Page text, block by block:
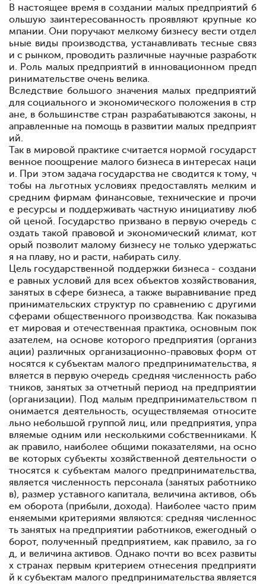
В настоящее время в создании малых предприятий б
ольшую заинтересованность проявляют крупные ко
мпании. Они поручают мелкому бизнесу вести отдел
ьные виды производства, устанавливать тесные связ
и с рынком, проводить различные научные разработк
и. Роль малых предприятий в инновационном предп
ринимательстве очень велика.
Вследствие большого значения малых предприятий
для социального и экономического положения в стр
ане, в большинстве стран разрабатываются законы, н
аправленные на помощь в развитии малых предприят
ий.
Так в мировой практике считается нормой государст
венное поощрение малого бизнеса в интересах наци
и. При этом задача государства не сводится к тому, ч
тобы на льготных условиях предоставлять мелким и
средним фирмам финансовые, технические и прочи
е ресурсы и поддерживать частную инициативу люб
ой ценой. Государство призвано в первую очередь с
оздать такой правовой и экономический климат, кот
орый позволит малому бизнесу не только удержатьс
я на плаву, но и расти, набирать силу.
Цель государственной поддержки бизнеса - создани
е равных условий для всех объектов хозяйствования,
занятых в сфере бизнеса, а также выравнивание пред
принимательских структур по сравнению с другими
сферами общественного производства. Как показыва
ет мировая и отечественная практика, основным пок
азателем, на основе которого предприятия (организ
ации) различных организационно-правовых форм от
носятся к субъектам малого предпринимательства, я
вляется в первую очередь средняя численность рабо
тников, занятых за отчетный период на предприятии
(организации). Под малым предпринимательством п
онимается деятельность, осуществляемая относите
льно небольшой группой лиц, или предприятия, упра
вляемые одним или несколькими собственниками. К
ак правило, наиболее общими показателями, на осно
ве которых субъекты хозяйственной деятельности о
тносятся к субъектам малого предпринимательства,
является численность персонала (занятых работнико
в), размер уставного капитала, величина активов, объ
ем оборота (прибыли, дохода). Наиболее часто прим
еняемыми критериями являются: средняя численнос
ть занятых на предприятии работников, ежегодный о
борот, полученный предприятием, как правило, за го
д, и величина активов. Однако почти во всех развиты
х странах первым критерием отнесения предприяти
й к субъектам малого предпринимательства является